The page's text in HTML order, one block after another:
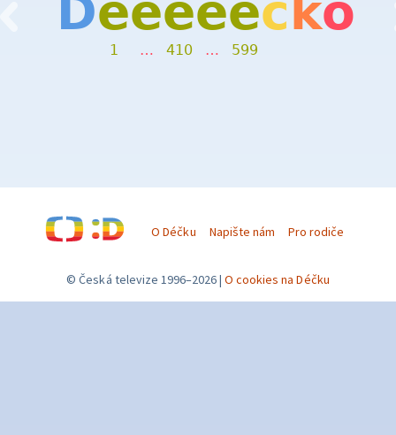
Dé
1
é
…
é
410
é
…
é
599
č ko
O Déčku Napište nám Pro rodiče
© Česká televize 1996–2026 O cookies na Déčku